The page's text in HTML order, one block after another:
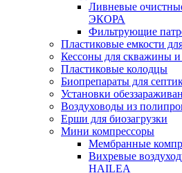
Ливневые
ЭКОРА
Фильтрующие
Пластиковые емкости
Кессоны для скважины и
Пластиковые колодцы
Биопрепараты для
Установки
Воздуховоды из
Ерши для биозагрузки
Мини компрессоры
Мембранные
Вихревые
HAILEA